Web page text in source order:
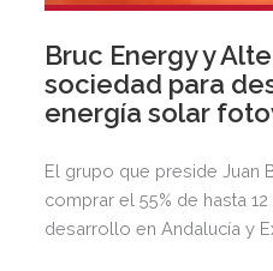
Bruc Energy y
sociedad para
energía solar
El grupo que preside Juan
comprar el 55% de hasta
desarrollo en Andalucía y